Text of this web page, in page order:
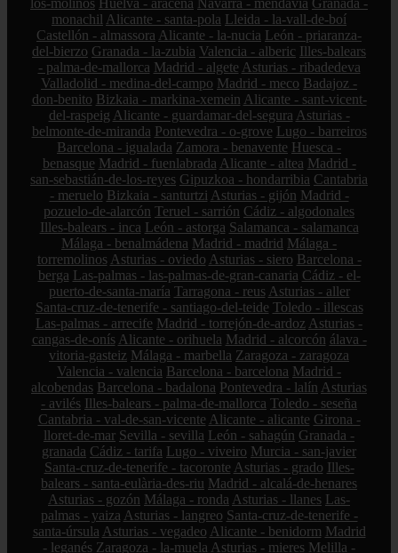
los-molinos Huelva - aracena Navarra - mendavia Granada -
monachil Alicante - santa-pola Lleida - la-vall-de-boí
Castellón - almassora Alicante - la-nucia León - priaranza-
del-bierzo Granada - la-zubia Valencia - alberic Illes-balears
- palma-de-mallorca Madrid - algete Asturias - ribadedeva
Valladolid - medina-del-campo Madrid - meco Badajoz -
don-benito Bizkaia - markina-xemein Alicante - sant-vicent-
del-raspeig Alicante - guardamar-del-segura Asturias -
belmonte-de-miranda Pontevedra - o-grove Lugo - barreiros
Barcelona - igualada Zamora - benavente Huesca -
benasque Madrid - fuenlabrada Alicante - altea Madrid -
san-sebastián-de-los-reyes Gipuzkoa - hondarribia Cantabria
- meruelo Bizkaia - santurtzi Asturias - gijón Madrid -
pozuelo-de-alarcón Teruel - sarrión Cádiz - algodonales
Illes-balears - inca León - astorga Salamanca - salamanca
Málaga - benalmádena Madrid - madrid Málaga -
torremolinos Asturias - oviedo Asturias - siero Barcelona -
berga Las-palmas - las-palmas-de-gran-canaria Cádiz - el-
puerto-de-santa-maría Tarragona - reus Asturias - aller
Santa-cruz-de-tenerife - santiago-del-teide Toledo - illescas
Las-palmas - arrecife Madrid - torrejón-de-ardoz Asturias -
cangas-de-onís Alicante - orihuela Madrid - alcorcón álava -
vitoria-gasteiz Málaga - marbella Zaragoza - zaragoza
Valencia - valencia Barcelona - barcelona Madrid -
alcobendas Barcelona - badalona Pontevedra - lalín Asturias
- avilés Illes-balears - palma-de-mallorca Toledo - seseña
Cantabria - val-de-san-vicente Alicante - alicante Girona -
lloret-de-mar Sevilla - sevilla León - sahagún Granada -
granada Cádiz - tarifa Lugo - viveiro Murcia - san-javier
Santa-cruz-de-tenerife - tacoronte Asturias - grado Illes-
balears - santa-eulària-des-riu Madrid - alcalá-de-henares
Asturias - gozón Málaga - ronda Asturias - llanes Las-
palmas - yaiza Asturias - langreo Santa-cruz-de-tenerife -
santa-úrsula Asturias - vegadeo Alicante - benidorm Madrid
- leganés Zaragoza - la-muela Asturias - mieres Melilla -